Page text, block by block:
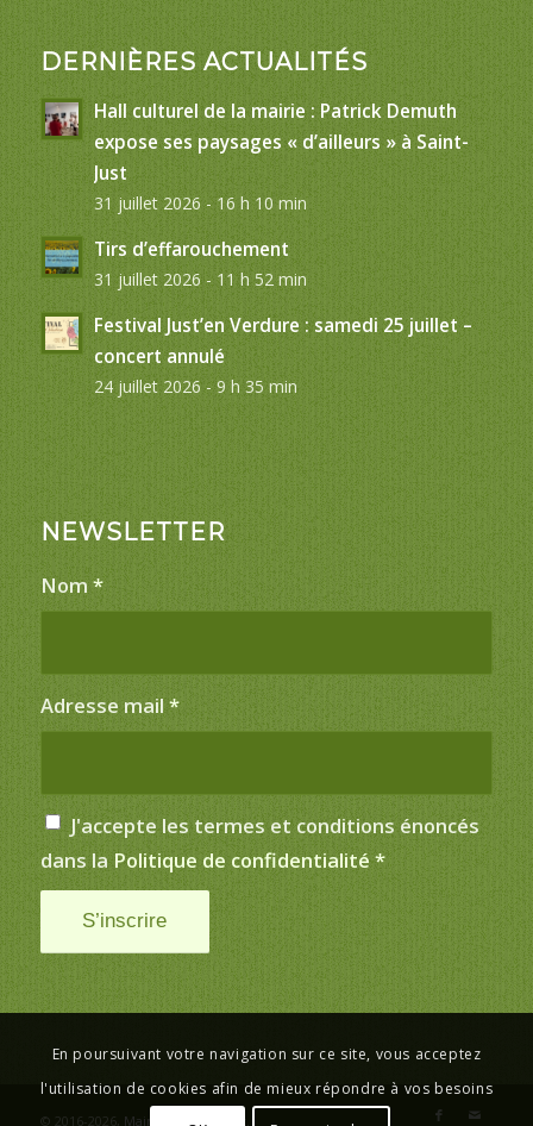
DERNIÈRES ACTUALITÉS
Hall culturel de la mairie : Patrick Demuth
expose ses paysages « d’ailleurs » à Saint-
Just
31 juillet 2026 - 16 h 10 min
Tirs d’effarouchement
31 juillet 2026 - 11 h 52 min
Festival Just’en Verdure : samedi 25 juillet –
concert annulé
24 juillet 2026 - 9 h 35 min
NEWSLETTER
Nom *
Adresse mail *
J'accepte les termes et conditions énoncés
dans la Politique de confidentialité *
© 2016-2026, Mairie de Saint-Just
En poursuivant votre navigation sur ce site, vous acceptez
l'utilisation de cookies afin de mieux répondre à vos besoins